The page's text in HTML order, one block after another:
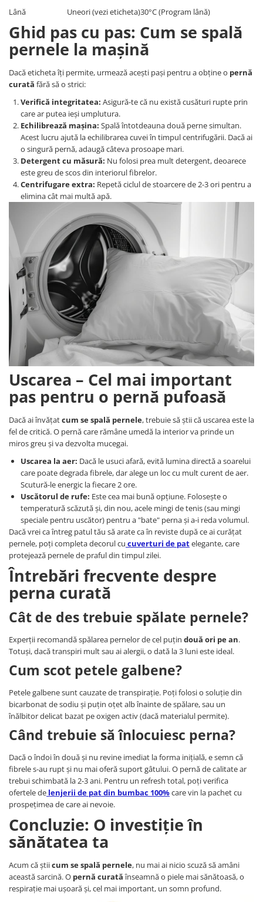
Lână Uneori (vezi eticheta)30°C (Program lână)
Ghid pas cu pas: Cum se spală
pernele la mașină
Dacă eticheta îți permite, urmează acești pași pentru a obține o pernă
curată fără să o strici:
Verifică integritatea: Asigură-te că nu există cusături rupte prin
care ar putea ieși umplutura.
Echilibrează mașina: Spală întotdeauna două perne simultan.
Acest lucru ajută la echilibrarea cuvei în timpul centrifugării. Dacă ai
o singură pernă, adaugă câteva prosoape mari.
Detergent cu măsură: Nu folosi prea mult detergent, deoarece
este greu de scos din interiorul fibrelor.
Centrifugare extra: Repetă ciclul de stoarcere de 2-3 ori pentru a
elimina cât mai multă apă.
Uscarea – Cel mai important
pas pentru o pernă pufoasă
Dacă ai învățatcum se spală pernele, trebuie să știi că uscarea este la
fel de critică. O pernă care rămâne umedă la interior va prinde un
miros greu și va dezvolta mucegai.
Uscarea la aer: Dacă le usuci afară, evită lumina directă a soarelui
care poate degrada fibrele, dar alege un loc cu mult curent de aer.
Scutură-le energic la fiecare 2 ore.
Uscătorul de rufe: Este cea mai bună opțiune. Folosește o
temperatură scăzută și, din nou, acele mingi de tenis (sau mingi
speciale pentru uscător) pentru a "bate" perna și a-i reda volumul.
Dacă vrei ca întreg patul tău să arate ca în reviste după ce ai curățat
pernele, poți completa decorul cu cuverturi de patelegante, care
protejează pernele de praful din timpul zilei.
Întrebări frecvente despre
perna curată
Cât de des trebuie spălate pernele?
Experții recomandă spălarea pernelor de cel puțin două ori pe an.
Totuși, dacă transpiri mult sau ai alergii, o dată la 3 luni este ideal.
Cum scot petele galbene?
Petele galbene sunt cauzate de transpirație. Poți folosi o soluție din
bicarbonat de sodiu și puțin oțet alb înainte de spălare, sau un
înălbitor delicat bazat pe oxigen activ (dacă materialul permite).
Când trebuie să înlocuiesc perna?
Dacă o îndoi în două și nu revine imediat la forma inițială, e semn că
fibrele s-au rupt și nu mai oferă suport gâtului. O pernă de calitate ar
trebui schimbată la 2-3 ani. Pentru un refresh total, poți verifica
ofertele de lenjerii de pat din bumbac 100%care vin la pachet cu
prospețimea de care ai nevoie.
Concluzie: O investiție în
sănătatea ta
Acum că știicum se spală pernele, nu mai ai nicio scuză să amâni
această sarcină. O pernă curatăînseamnă o piele mai sănătoasă, o
respirație mai ușoară și, cel mai important, un somn profund.